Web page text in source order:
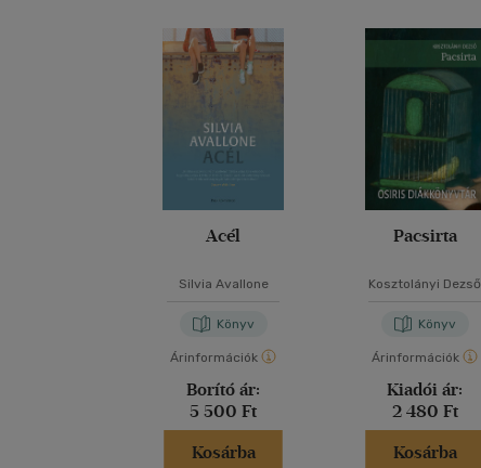
Acél
Silvia Avallone
Könyv
Árinformációk
Borító ár:
5 500 Ft
Kosárba
Pacsirta
Kosztolányi Dezső
Könyv
Árinformációk
Kiadói ár:
2 480 Ft
Kosárba